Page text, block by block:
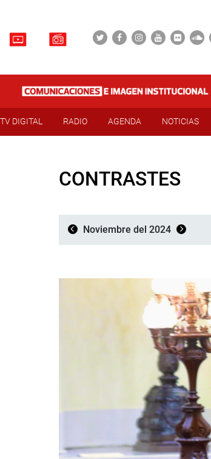
TV DIGITAL RADIO AGENDA NOTICIAS
CONTRASTES
Noviembre del 2024